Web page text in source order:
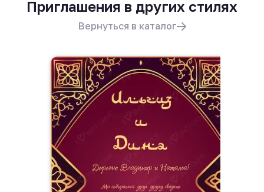
Приглашения в других стилях
Вернуться в каталог